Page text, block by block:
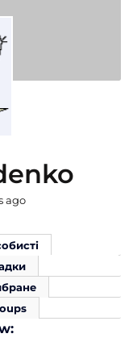
ago